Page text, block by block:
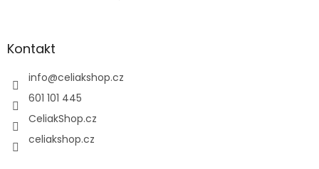
Kontakt
info@celiakshop.cz
601 101 445
CeliakShop.cz
celiakshop.cz